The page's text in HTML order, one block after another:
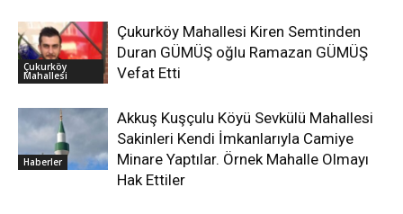
Çukurköy
Mahallesi
Çukurköy Mahallesi Kiren Semtinden
Duran GÜMÜŞ oğlu Ramazan GÜMÜŞ
Vefat Etti
Haberler
Akkuş Kuşçulu Köyü Sevkülü Mahallesi
Sakinleri Kendi İmkanlarıyla Camiye
Minare Yaptılar. Örnek Mahalle Olmayı
Hak Ettiler